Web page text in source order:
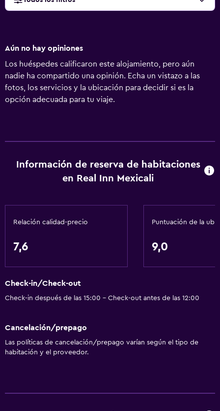
Aún no hay opiniones
Los huéspedes calificaron este alojamiento, pero aún
nadie ha compartido una opinión. Echa un vistazo a las
fotos, los servicios y la ubicación para decidir si es la
opción adecuada para tu viaje.
Información de reserva de habitaciones
en Real Inn Mexicali
Relación calidad-precio
7,6
Puntuación de la
9,0
Check-in/Check-out
Check-in después de las 15:00 - Check-out antes de las 12:00
Cancelación/prepago
Las políticas de cancelación/prepago varían según el tipo de
habitación y el proveedor.